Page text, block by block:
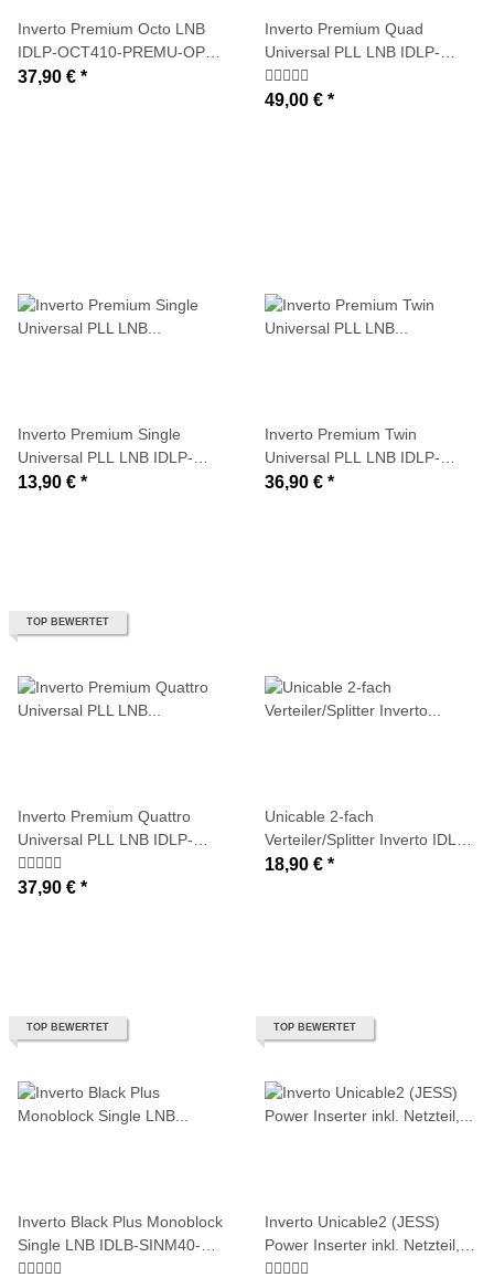
Inverto Premium Octo LNB
IDLP-OCT410-PREMU-OPN
für 8 Teilnehmer/Anschlüsse
37,90 € *
Inverto Premium Quad
Universal PLL LNB IDLP-
QDL410-PREMU-OPN (0,2dB
typ.)
49,00 € *
Inverto Premium Single
Universal PLL LNB IDLP-
SNL410-PREMU-OPN (0,2dB
13,90 € *
Inverto Premium Twin
Universal PLL LNB IDLP-
TWL410-PREMU-OPN (0,2dB
36,90 € *
TOP BEWERTET
Inverto Premium Quattro
Universal PLL LNB IDLP-
QUTL410-PREMU-OPN
(0,2dB typ.)
37,90 € *
Unicable 2-fach
Verteiler/Splitter Inverto IDLP-
USP1O4-OUO2O-OOB mit
18,90 € *
TOP BEWERTET
Inverto Black Plus Monoblock
Single LNB IDLB-SINM40-
MN006-8PP (1 Teilnehmer/ 6
TOP BEWERTET
Inverto Unicable2 (JESS)
Power Inserter inkl. Netzteil,
5-2400 MHz